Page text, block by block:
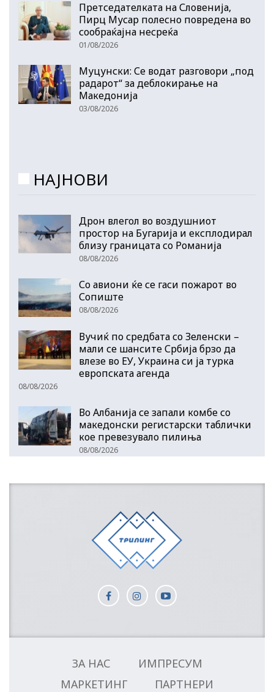
Претседателката на Словенија,
Пирц Мусар полесно повредена во
сообраќајна несреќа
01/08/2026
Муцунски: Се водат разговори „под
радарот“ за деблокирање на
Македонија
03/08/2026
НАЈНОВИ
Дрон влегол во воздушниот
простор на Бугарија и експлодирал
близу границата со Романија
08/08/2026
Со авиони ќе се гаси пожарот во
Сопиште
08/08/2026
Вучиќ по средбата со Зеленски –
мали се шансите Србија брзо да
влезе во ЕУ, Украина си ја турка
европската агенда
08/08/2026
Во Албанија се запали комбе со
македонски регистарски таблички
кое превезувало пилиња
08/08/2026
ЗА НАС
ИМПРЕСУМ
МАРКЕТИНГ
ПАРТНЕРИ